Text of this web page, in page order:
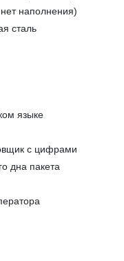
наполнения)
сталь
языке
с цифрами
дна пакета